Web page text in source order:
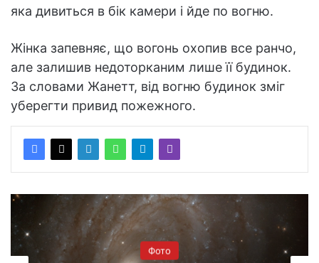
яка дивиться в бік камери і йде по вогню.
Жінка запевняє, що вогонь охопив все ранчо,
але залишив недоторканим лише її будинок.
За словами Жанетт, від вогню будинок зміг
уберегти привид пожежного.
Фото